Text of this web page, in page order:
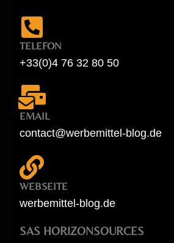
TELEFON
+33(0)4 76 32 80 50
EMAIL
contact@werbemittel-blog.de
WEBSEITE
werbemittel-blog.de
SAS HORIZONSOURCES